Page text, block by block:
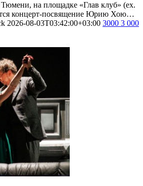
Тюмени, на площадке «Глав клуб» (ex.
концерт-посвящение Юрию Хою…
2026-08-03T03:42:00+03:00 3000 3 000